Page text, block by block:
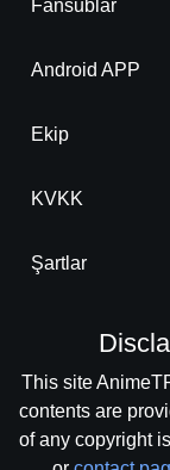
Fansublar
Android APP
Ekip
KVKK
Şartlar
This site
contents are
of any copyright